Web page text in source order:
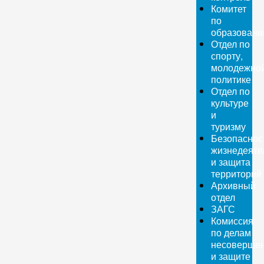
Комитет
по
Отдел по
спорту,
политике
Отдел по
культуре
и
туризму
и защита
территорий
Архивный
отдел
ЗАГС
Комиссия
по делам
и защите